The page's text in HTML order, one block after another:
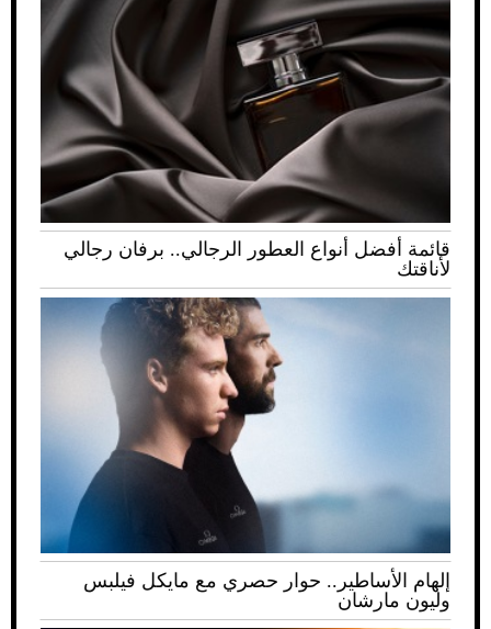
قائمة أفضل أنواع العطور الرجالي.. برفان رجالي
لأناقتك
إلهام الأساطير.. حوار حصري مع مايكل فيلبس
وليون مارشان